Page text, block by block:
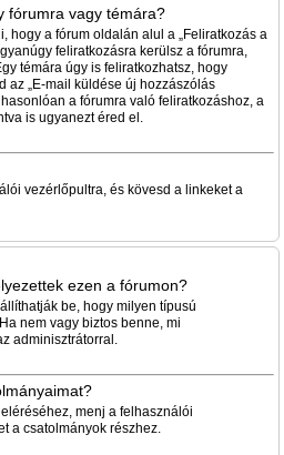
fórumra vagy témára?
hogy a fórum oldalán alul a „Feliratkozás a
feliratkozásra kerülsz a fórumra,
témára úgy is feliratkozhatsz, hogy
az „E-mail küldése új hozzászólás
a fórumra való feliratkozáshoz, a
is ugyanezt éred el.
vezérlőpultra, és kövesd a linkeket a
ezen a fórumon?
be, hogy milyen típusú
nem vagy biztos benne, mi
adminisztrátorral.
menj a felhasználói
a csatolmányok részhez.